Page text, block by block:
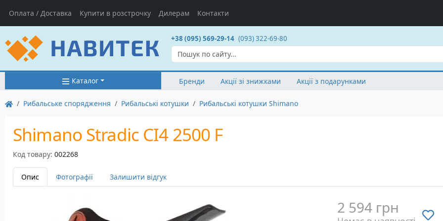
Оплата / Доставка Купити в розстрочку Дилерам Контакти
+38 (095) 569-29-14 (093) 322-69-80
Каталог Бренди Акції зі знижками Акції з подарунками
Рибальське спорядження Рибальські котушки Рибальські котушки Shimano
Shimano Stradic CI4 2500 F
Код товару: 002268
Опис Фотографії Залишити відгук
2 594 грн